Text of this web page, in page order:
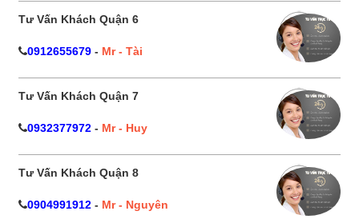
Tư Vấn Khách Quận 6
0912655679 - Mr - Tài
Tư Vấn Khách Quận 7
0932377972 - Mr - Huy
Tư Vấn Khách Quận 8
0904991912 - Mr - Nguyên